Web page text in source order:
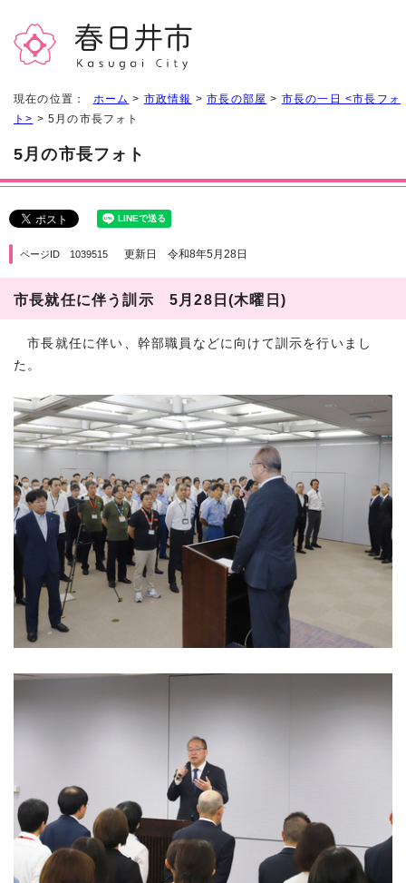
現在の位置： ホーム > 市政情報 >市長の部屋 > 市長の一日 <市長フォ
ト> > 5月の市長フォト
5月の市長フォト
ページID 1039515 更新日 令和8年5月28日
市長就任に伴う訓示 5月28日(木曜日)
市長就任に伴い、幹部職員などに向けて訓示を行いまし
た。